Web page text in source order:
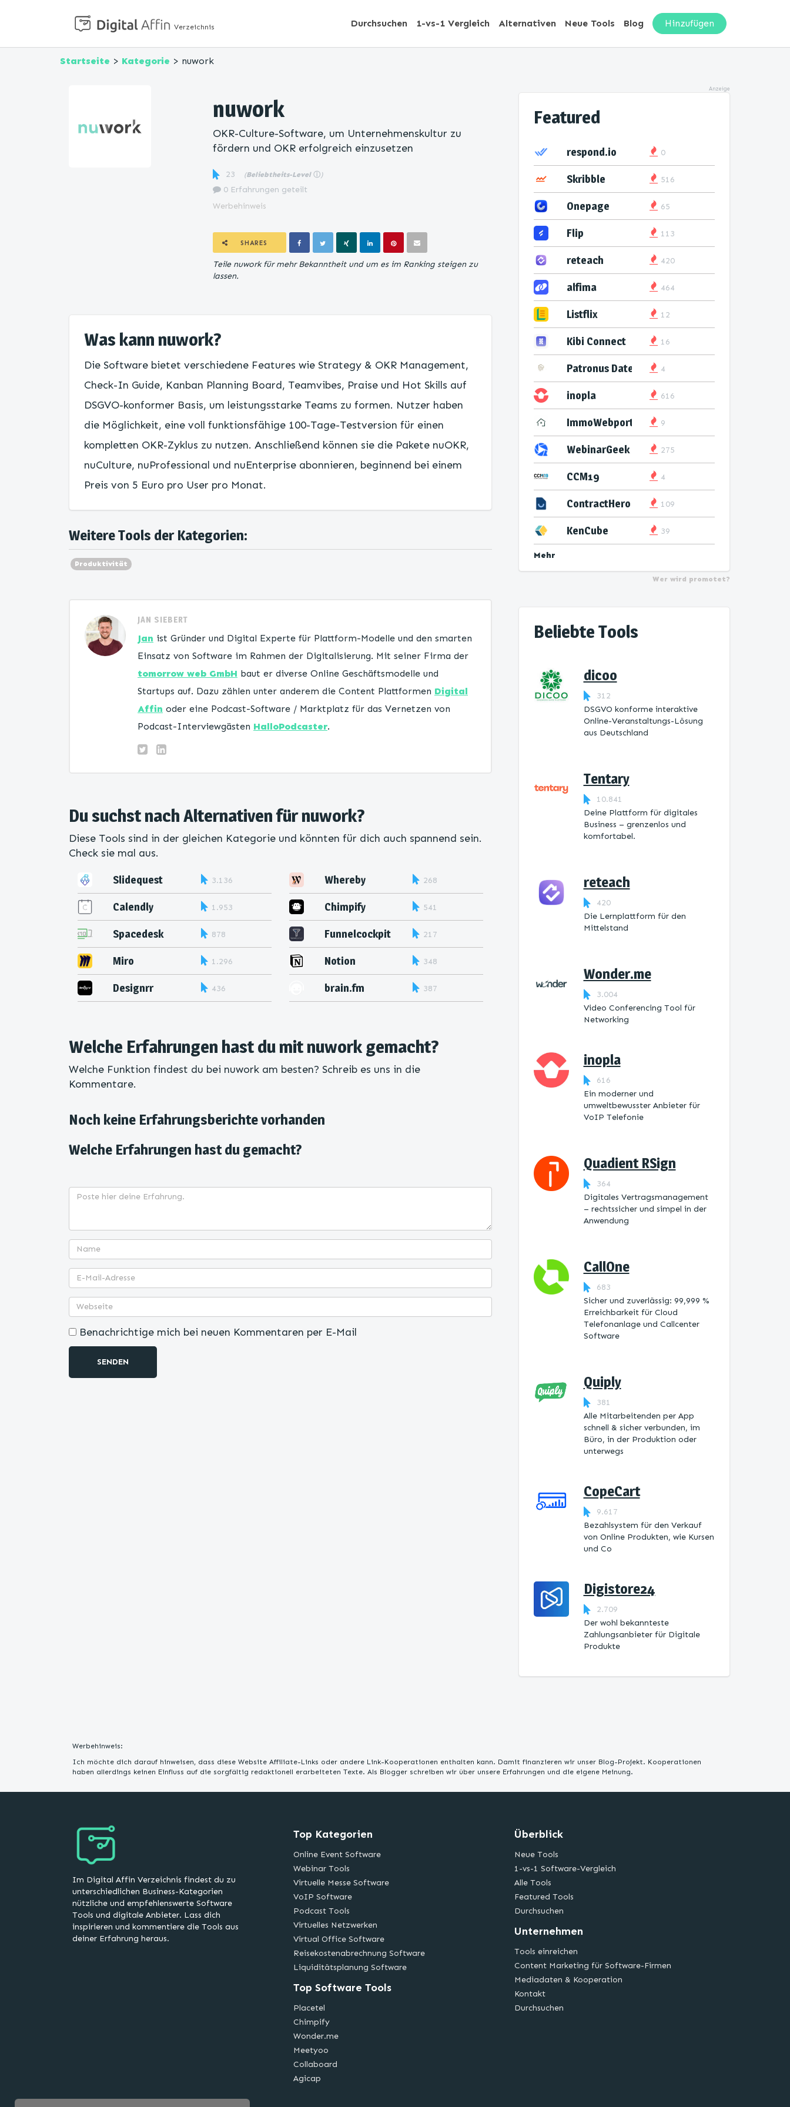
Verzeichnis Durchsuchen 1-vs-1 Vergleich Alternativen Neue Tools Blog Hinzufügen
Startseite > Kategorie > nuwork
nuwork
OKR-Culture-Software, um Unternehmenskultur zu
fördern und OKR erfolgreich einzusetzen
23 (Beliebtheits-Level ⓘ)
0 Erfahrungen geteilt
Werbehinweis
SHARES
Teile nuwork für mehr Bekanntheit und um es im Ranking steigen zu
lassen.
Was kann nuwork?
Die Software bietet verschiedene Features wie Strategy & OKR Management,
Check-In Guide, Kanban Planning Board, Teamvibes, Praise und Hot Skills auf
DSGVO-konformer Basis, um leistungsstarke Teams zu formen. Nutzer haben
die Möglichkeit, eine voll funktionsfähige 100-Tage-Testversion für einen
kompletten OKR-Zyklus zu nutzen. Anschließend können sie die Pakete nuOKR,
nuCulture, nuProfessional und nuEnterprise abonnieren, beginnend bei einem
Preis von 5 Euro pro User pro Monat.
Weitere Tools der Kategorien:
Produktivität
JAN SIEBERT
Jan ist Gründer und Digital Experte für Plattform-Modelle und den smarten
Einsatz von Software im Rahmen der Digitalisierung. Mit seiner Firma der
tomorrow web GmbH baut er diverse Online Geschäftsmodelle und
Startups auf. Dazu zählen unter anderem die Content Plattformen Digital
Affin oder eine Podcast-Software / Marktplatz für das Vernetzen von
Podcast-Interviewgästen HalloPodcaster.
Du suchst nach Alternativen für nuwork?
Diese Tools sind in der gleichen Kategorie und könnten für dich auch spannend sein.
Check sie mal aus.
Slidequest 3.136
Calendly 1.953
Spacedesk 878
Miro 1.296
Designrr 436
Whereby 268
Chimpify 541
Funnelcockpit 217
Notion 348
brain.fm 387
Welche Erfahrungen hast du mit nuwork gemacht?
Welche Funktion findest du bei nuwork am besten? Schreib es uns in die
Kommentare.
Noch keine Erfahrungsberichte vorhanden
Welche Erfahrungen hast du gemacht?
Benachrichtige mich bei neuen Kommentaren per E-Mail
SENDEN
Anzeige
Featured
respond.io 0
Skribble 516
Onepage 65
Flip 113
reteach 420
alfima 464
Listflix 12
Kibi Connect 16
Patronus Datenservice
4
inopla 616
ImmoWebport 9
WebinarGeek 275
CCM19 4
ContractHero 109
KenCube 39
Mehr
Wer wird promotet?
Beliebte Tools
dicoo
312
DSGVO konforme interaktive
Online-Veranstaltungs-Lösung
aus Deutschland
Tentary
10.841
Deine Plattform für digitales
Business – grenzenlos und
komfortabel.
reteach
420
Die Lernplattform ​für den
Mittelstand
Wonder.me
3.004
Video Conferencing Tool für
Networking
inopla
616
Ein moderner und
umweltbewusster Anbieter für
VoIP Telefonie
Quadient RSign
364
Digitales Vertragsmanagement
– rechtssicher und simpel in der
Anwendung
CallOne
683
Sicher und zuverlässig: 99,999 %
Erreichbarkeit für Cloud
Telefonanlage und Callcenter
Software
Quiply
381
Alle Mitarbeitenden per App
schnell & sicher verbunden, im
Büro, in der Produktion oder
unterwegs
CopeCart
9.617
Bezahlsystem für den Verkauf
von Online Produkten, wie Kursen
und Co
Digistore24
2.709
Der wohl bekannteste
Zahlungsanbieter für Digitale
Produkte
Werbehinweis:
Ich möchte dich darauf hinweisen, dass diese Website Affiliate-Links oder andere Link-Kooperationen enthalten kann. Damit finanzieren wir unser Blog-Projekt. Kooperationen
haben allerdings keinen Einfluss auf die sorgfältig redaktionell erarbeiteten Texte. Als Blogger schreiben wir über unsere Erfahrungen und die eigene Meinung.
Im Digital Affin Verzeichnis findest du zu
unterschiedlichen Business-Kategorien
nützliche und empfehlenswerte Software
Tools und digitale Anbieter. Lass dich
inspirieren und kommentiere die Tools aus
deiner Erfahrung heraus.
Top Kategorien
Online Event Software
Webinar Tools
Virtuelle Messe Software
VoIP Software
Podcast Tools
Virtuelles Netzwerken
Virtual Office Software
Reisekostenabrechnung Software
Liquiditätsplanung Software
Top Software Tools
Placetel
Chimpify
Wonder.me
Meetyoo
Collaboard
Agicap
Überblick
Neue Tools
1-vs-1 Software-Vergleich
Alle Tools
Featured Tools
Durchsuchen
Unternehmen
Tools einreichen
Content Marketing für Software-Firmen
Mediadaten & Kooperation
Kontakt
Durchsuchen